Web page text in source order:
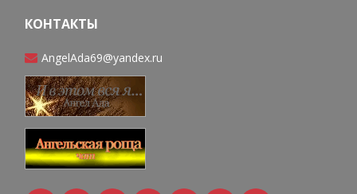
КОНТАКТЫ
AngelAda69@yandex.ru